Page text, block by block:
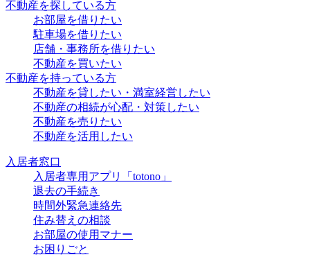
不動産を探している方
お部屋を借りたい
駐車場を借りたい
店舗・事務所を借りたい
不動産を買いたい
不動産を持っている方
不動産を貸したい・満室経営したい
不動産の相続が心配・対策したい
不動産を売りたい
不動産を活用したい
入居者窓口
入居者専用アプリ「totono」
退去の手続き
時間外緊急連絡先
住み替えの相談
お部屋の使用マナー
お困りごと